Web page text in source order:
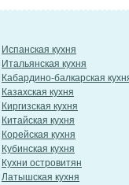
Испанская кухня
Итальянская кухня
Кабардино-балкарская
Казахская кухня
Киргизская кухня
Китайская кухня
Корейская кухня
Кубинская кухня
Кухни островитян
Латышская кухня